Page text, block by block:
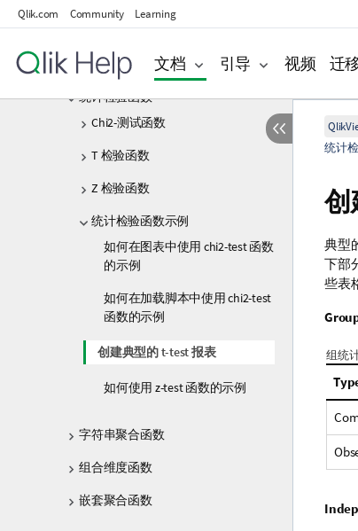
Qlik.com Community Learning
文档 引导 视频 迁
财务聚合函数
统计聚合函数
统计检验函数
Chi2-测试函数
T 检验函数
Z 检验函数
统计检验函数示例
如何在图表中使用 chi2-test 函数
的示例
如何在加载脚本中使用 chi2-test
函数的示例
创建典型的 t-test 报表
如何使用 z-test 函数的示例
字符串聚合函数
组合维度函数
嵌套聚合函数
统计
创
典型
下部
些表
组统